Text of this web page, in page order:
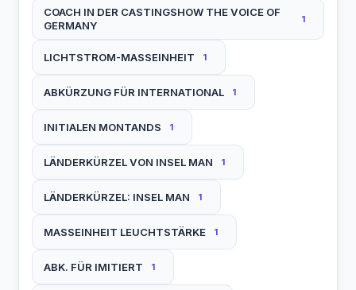
COACH IN DER CASTINGSHOW THE VOICE OF
GERMANY
1
LICHTSTROM-MASSEINHEIT 1
ABKÜRZUNG FÜR INTERNATIONAL 1
INITIALEN MONTANDS 1
LÄNDERKÜRZEL VON INSEL MAN 1
LÄNDERKÜRZEL: INSEL MAN 1
MASSEINHEIT LEUCHTSTÄRKE 1
ABK. FÜR IMITIERT 1